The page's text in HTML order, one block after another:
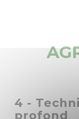
4 -
profond